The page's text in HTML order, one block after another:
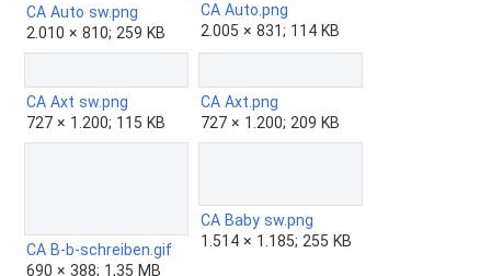
CA Auto sw.png
2.010 × 810; 259 KB
CA Auto.png
2.005 × 831; 114 KB
CA Axt sw.png
727 × 1.200; 115 KB
CA Axt.png
727 × 1.200; 209 KB
CA B-b-schreiben.gif
690 × 388; 1,35 MB
CA Baby sw.png
1.514 × 1.185; 255 KB